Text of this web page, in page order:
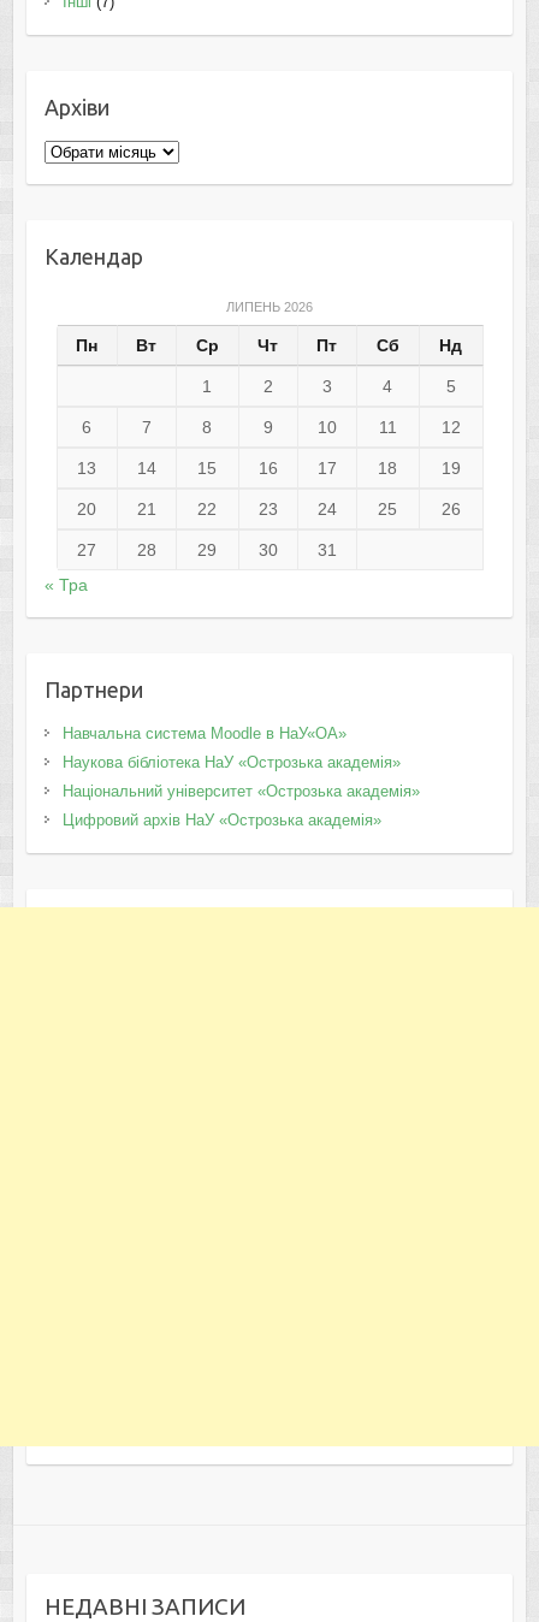
Архіви
Архіви
Календар
ЛИПЕНЬ 2026
Пн Вт Ср Чт Пт Сб Нд
1 2 3 4 5
6 7 8 9 10 11 12
13 14 15 16 17 18 19
20 21 22 23 24 25 26
27 28 29 30
31
« Тра
Партнери
Навчальна система Moodle в НаУ«ОА»
Наукова бібліотека НаУ «Острозька академія»
Національний університет «Острозька академія»
Цифровий архів НаУ «Острозька академія»
НЕДАВНІ ЗАПИСИ